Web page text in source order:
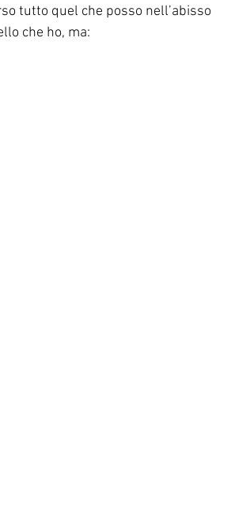
tutto quel che posso nell’abisso
che ho, ma: